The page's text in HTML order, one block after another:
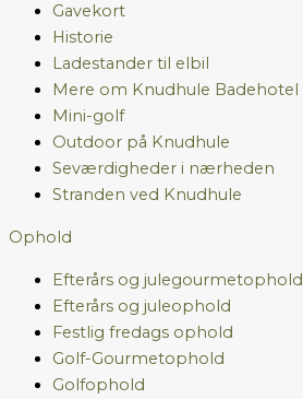
Gavekort
Historie
Ladestander til elbil
Mere om Knudhule Badehotel
Mini-golf
Outdoor på Knudhule
Seværdigheder i nærheden
Stranden ved Knudhule
Ophold
Efterårs og julegourmetophold
Efterårs og juleophold
Festlig fredags ophold
Golf-Gourmetophold
Golfophold